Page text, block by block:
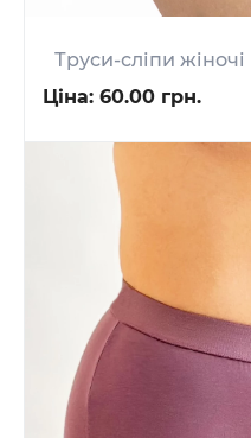
Труси-сліпи жіночі
Ціна: 60.00 грн.